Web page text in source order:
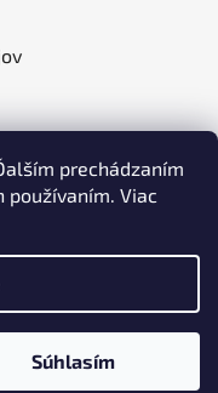
prechádzaním
Viac
Súhlasím
Adatelier
. Všetky práva